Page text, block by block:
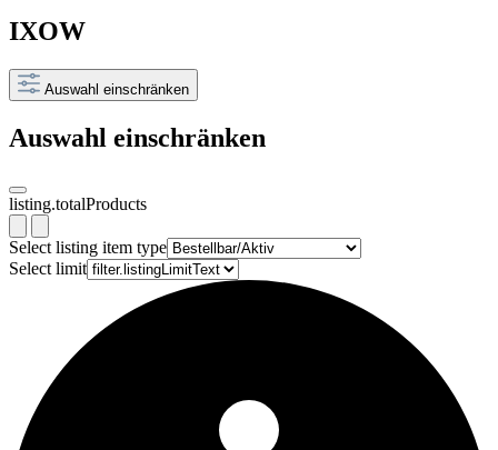
IXOW
Auswahl einschränken
Auswahl einschränken
listing.totalProducts
Select listing item type
Select limit